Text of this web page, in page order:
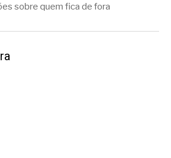
sobre quem fica de fora